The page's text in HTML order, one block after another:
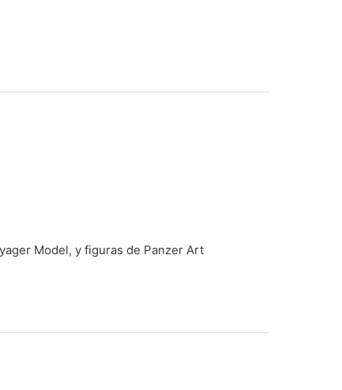
Model, y figuras de Panzer Art